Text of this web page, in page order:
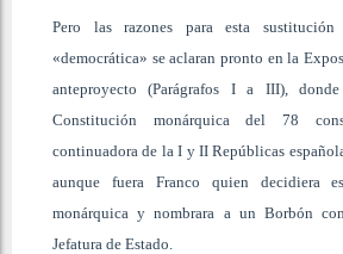
Pero las razones para esta
«democrática» se aclaran pronto en la
anteproyecto (Parágrafos I a III),
Constitución monárquica del 78
continuadora de la I y II Repúblicas
aunque fuera Franco quien decidiera
monárquica y nombrara a un Borbón
Jefatura de Estado.